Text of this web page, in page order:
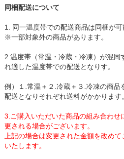
同梱配送について
1. 同一温度帯での配送商品は同梱が可
※一部対象外の商品があります。
2.温度帯（常温・冷蔵・冷凍）が混同
れ適した温度帯での配送となりす。
例）１.常温＋２.冷蔵＋３.冷凍の商品
配送となりそれぞれ送料がかかります
3.ご購入いただいた商品の組み合わせ
更される場合がございます。
上記の場合は変更された金額を改め
いたします。